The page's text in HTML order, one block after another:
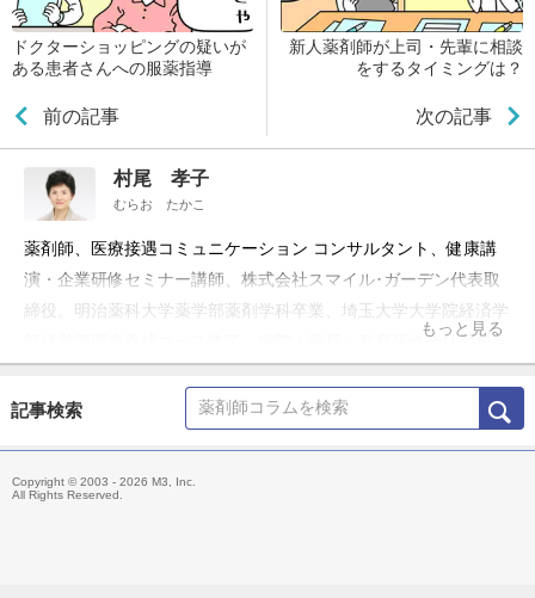
ドクターショッピングの疑いが
ある患者さんへの服薬指導
前の記事
新人薬剤師が上司・先輩に相談
をするタイミングは？
次の記事
村尾 孝子
むらお たかこ
薬剤師、医療接遇コミュニケーション コンサルタント、健康講
演・企業研修セミナー講師、株式会社スマイル･ガーデン代表取
締役。明治薬科大学薬学部薬剤学科卒業、埼玉大学大学院経済学
部経営管理者養成コース修了、病院・薬局・教育研修会社勤務を
もっと見る
記事検索
Copyright © 2003 - 2026 M3, Inc.
All Rights Reserved.